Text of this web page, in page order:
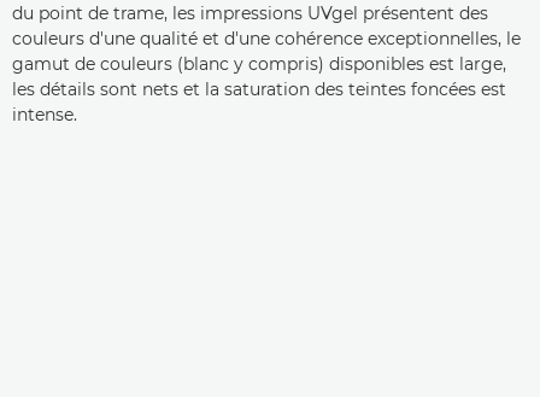
du point de trame, les impressions UVgel présentent des
couleurs d'une qualité et d'une cohérence exceptionnelles, le
gamut de couleurs (blanc y compris) disponibles est large,
les détails sont nets et la saturation des teintes foncées est
intense.